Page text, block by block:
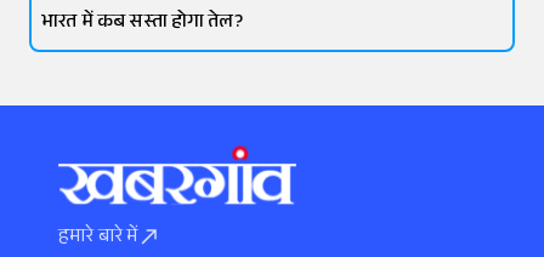
भारत में कब सस्ता होगा तेल?
हमारे बारे में